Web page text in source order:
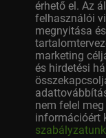
érhető el. Az
felhasználói
megnyitása
marketing
és hirdetési
nem felel
információért